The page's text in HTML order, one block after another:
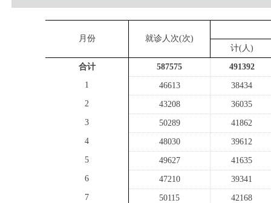
月份 就诊人次(次)
计(人)
合计 587575
491392
1
46613
38434
2
43208
36035
3
50289
41862
4
48030
39612
5
49627
41635
6
47210
39341
7
50115
42168